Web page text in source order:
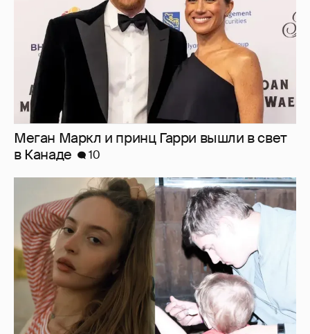
Меган Маркл и принц Гарри вышли в свет
в Канаде
10